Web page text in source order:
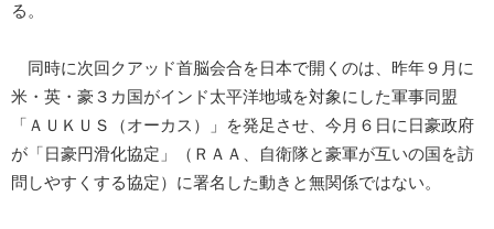
る。
同時に次回クアッド首脳会合を日本で開くのは、昨年９月に
米・英・豪３カ国がインド太平洋地域を対象にした軍事同盟
「ＡＵＫＵＳ（オーカス）」を発足させ、今月６日に日豪政府
が「日豪円滑化協定」（ＲＡＡ、自衛隊と豪軍が互いの国を訪
問しやすくする協定）に署名した動きと無関係ではない。